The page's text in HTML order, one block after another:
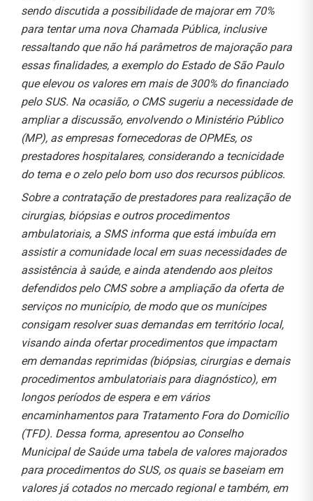
sendo discutida a possibilidade de majorar em 70%
para tentar uma nova Chamada Pública, inclusive
ressaltando que não há parâmetros de majoração para
essas finalidades, a exemplo do Estado de São Paulo
que elevou os valores em mais de 300% do financiado
pelo SUS. Na ocasião, o CMS sugeriu a necessidade de
ampliar a discussão, envolvendo o Ministério Público
(MP), as empresas fornecedoras de OPMEs, os
prestadores hospitalares, considerando a tecnicidade
do tema e o zelo pelo bom uso dos recursos públicos.
Sobre a contratação de prestadores para realização de
cirurgias, biópsias e outros procedimentos
ambulatoriais, a SMS informa que está imbuída em
assistir a comunidade local em suas necessidades de
assistência à saúde, e ainda atendendo aos pleitos
defendidos pelo CMS sobre a ampliação da oferta de
serviços no município, de modo que os munícipes
consigam resolver suas demandas em território local,
visando ainda ofertar procedimentos que impactam
em demandas reprimidas (biópsias, cirurgias e demais
procedimentos ambulatoriais para diagnóstico), em
longos períodos de espera e em vários
encaminhamentos para Tratamento Fora do Domicílio
(TFD). Dessa forma, apresentou ao Conselho
Municipal de Saúde uma tabela de valores majorados
para procedimentos do SUS, os quais se baseiam em
valores já cotados no mercado regional e também, em